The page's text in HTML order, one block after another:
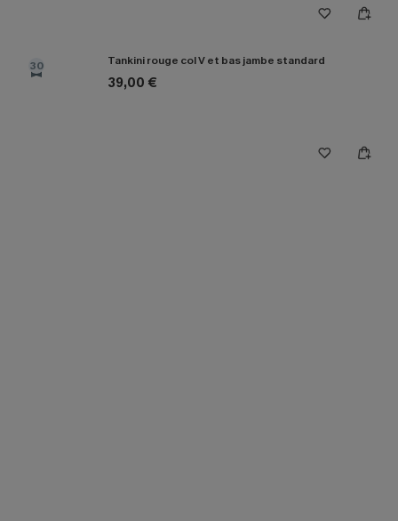
30 Tankini rouge col V et bas jambe standard
39,00 €